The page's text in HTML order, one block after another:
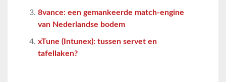
8vance: een gemankeerde match-engine
van Nederlandse bodem
xTune (Intunex): tussen servet en
tafellaken?